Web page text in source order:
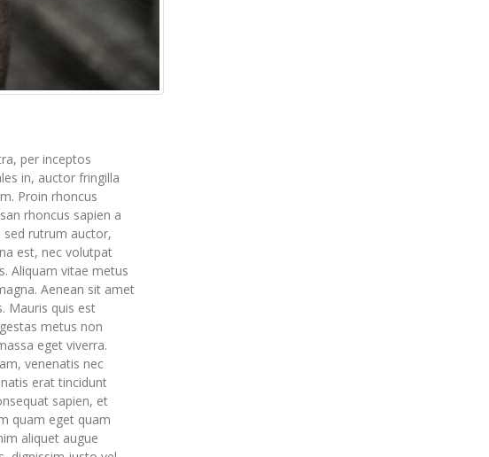
per inceptos
in, auctor fringilla
Proin rhoncus
rhoncus sapien a
sed rutrum auctor,
est, nec volutpat
Aliquam vitae metus
Aenean sit amet
Mauris quis est
metus non
eget viverra.
venenatis nec
erat tincidunt
sapien, et
quam eget quam
aliquet augue